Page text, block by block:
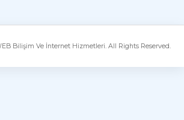
Bilişim Ve İnternet Hizmetleri. All Rights Reserved.